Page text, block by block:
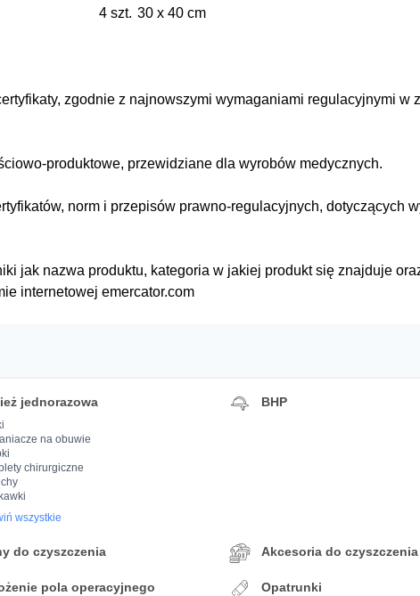
4 szt. 30 x 40 cm
zgodnie z najnowszymi wymaganiami regulacyjnymi w
produktowe, przewidziane dla wyrobów medycznych.
norm i przepisów prawno-regulacyjnych, dotyczących
jak nazwa produktu, kategoria w jakiej produkt się znajduje
internetowej emercator.com
jednorazowa
na obuwie
chirurgiczne
wszystkie
BHP
do czyszczenia Akcesoria do czyszczenia
pola operacyjnego Opatrunki